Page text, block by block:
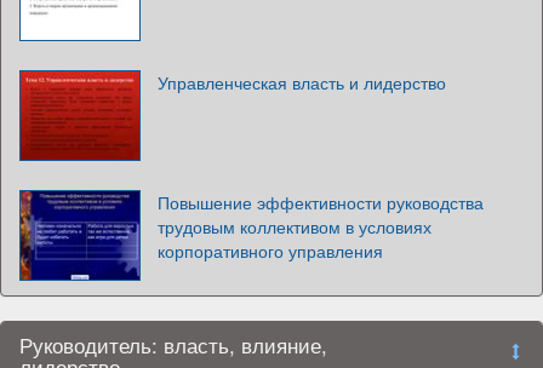
Управленческая власть и лидерство
Повышение эффективности руководства
трудовым коллективом в условиях
корпоративного управления
Руководитель: власть, влияние,